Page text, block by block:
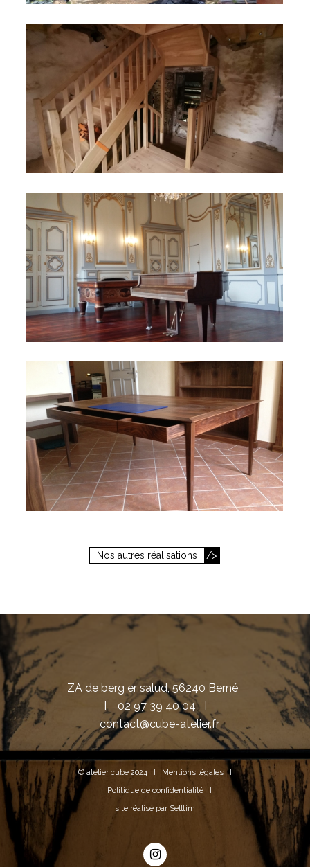
Nos autres réalisations
ZA de berg er salud, 56240 Berné
I 02 97 39 40 04I
contact@cube-atelier.fr
© atelier cube 2024 I Mentions légales I
I
Politique de confidentialitéI
site réalisé par Selltim
instagram